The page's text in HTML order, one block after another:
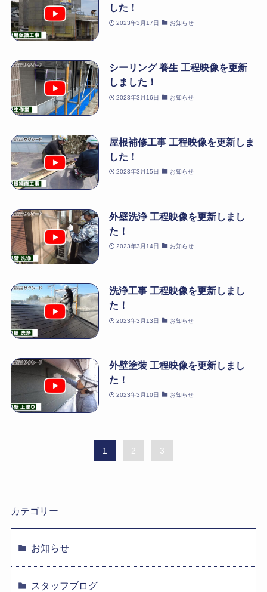
した！
2023年3月17日 お知らせ
シーリング 養生 工程映像を更新
しました！
2023年3月16日 お知らせ
屋根補修工事 工程映像を更新しま
した！
2023年3月15日 お知らせ
外壁洗浄 工程映像を更新しまし
た！
2023年3月14日 お知らせ
洗浄工事 工程映像を更新しまし
た！
2023年3月13日 お知らせ
外壁塗装 工程映像を更新しまし
た！
2023年3月10日 お知らせ
1 2 3
カテゴリー
お知らせ
スタッフブログ